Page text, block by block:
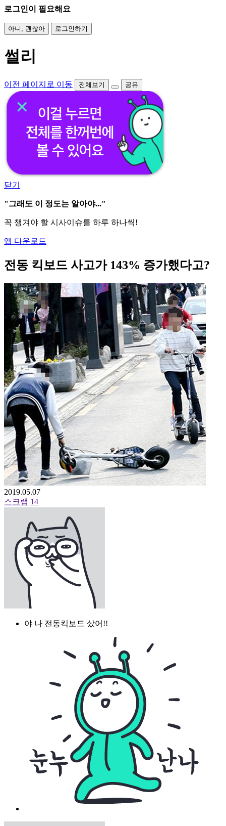
로그인이 필요해요
아니, 괜찮아 로그인하기
썰리
이전 페이지로 이동 전체보기 공유
닫기
"그래도 이 정도는 알아야..."
꼭 챙겨야 할 시사이슈를 하루 하나씩!
앱 다운로드
전동 킥보드 사고가 143% 증가했다고?
2019.05.07
스크랩 14
야 나 전동킥보드 샀어!!